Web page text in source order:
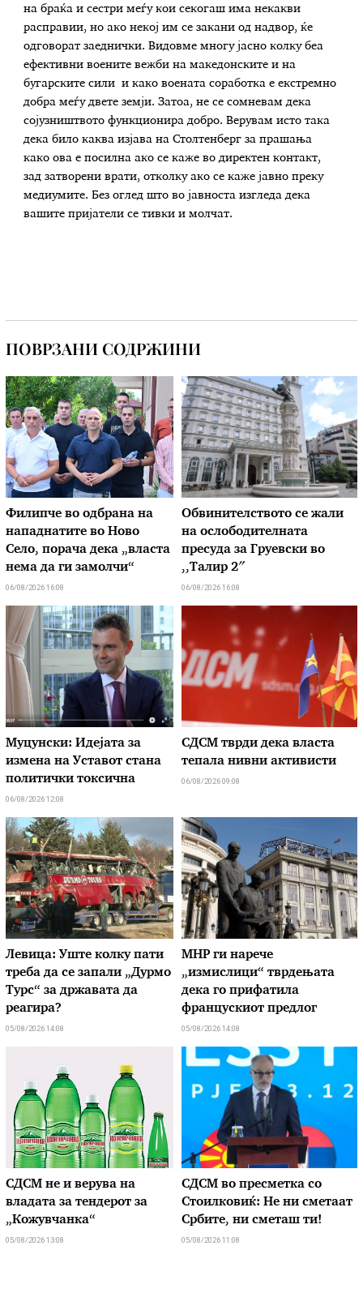
на браќа и сестри меѓу кои секогаш има некакви
расправии, но ако некој им се закани од надвор, ќе
одговорат заеднички. Видовме многу јасно колку беа
ефективни воените вежби на македонските и на
бугарските сили и како воената соработка е екстремно
добра меѓу двете земји. Затоа, не се сомневам дека
сојузништвото функционира добро. Верувам исто така
дека било каква изјава на Столтенберг за прашања
како ова е посилна ако се каже во директен контакт,
зад затворени врати, отколку ако се каже јавно преку
медиумите. Без оглед што во јавноста изгледа дека
вашите пријатели се тивки и молчат.
ПОВРЗАНИ СОДРЖИНИ
Филипче во одбрана на
нападнатите во Ново
Село, порача дека „власта
нема да ги замолчи“
06/08/2026 16:08
Обвинителството се жали
на ослободителната
пресуда за Груевски во
,,Талир 2″
06/08/2026 16:08
Муцунски: Идејата за
измена на Уставот стана
политички токсична
06/08/2026 12:08
СДСМ тврди дека власта
тепала нивни активисти
06/08/2026 09:08
Левица: Уште колку пати
треба да се запали „Дурмо
Турс“ за државата да
реагира?
05/08/2026 14:08
МНР ги нарече
„измислици“ тврдењата
дека го прифатила
францускиот предлог
05/08/2026 14:08
СДСМ не и верува на
владата за тендерот за
„Кожувчанка“
05/08/2026 13:08
СДСМ во пресметка со
Стоилковиќ: Не ни сметаат
Србите, ни сметаш ти!
05/08/2026 11:08